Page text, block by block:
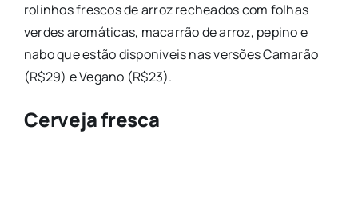
rolinhos frescos de arroz recheados com folhas
verdes aromáticas, macarrão de arroz, pepino e
nabo que estão disponíveis nas versões Camarão
(R$29) e Vegano (R$23).
Cerveja fresca